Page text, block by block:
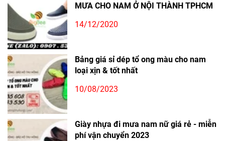
MƯA CHO NAM Ở NỘI THÀNH TPHCM
14/12/2020
Bảng giá sỉ dép tổ ong màu cho nam
loại xịn & tốt nhất
10/08/2023
Giày nhựa đi mưa nam nữ giá rẻ - miễn
phí vận chuyển 2023